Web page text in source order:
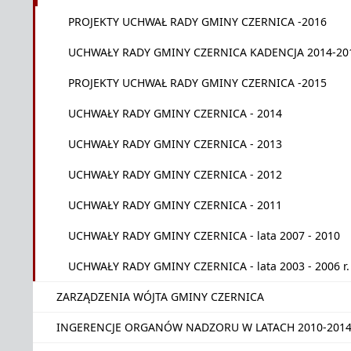
PROJEKTY UCHWAŁ RADY GMINY CZERNICA -2016
UCHWAŁY RADY GMINY CZERNICA KADENCJA 2014-
PROJEKTY UCHWAŁ RADY GMINY CZERNICA -2015
UCHWAŁY RADY GMINY CZERNICA - 2014
UCHWAŁY RADY GMINY CZERNICA - 2013
UCHWAŁY RADY GMINY CZERNICA - 2012
UCHWAŁY RADY GMINY CZERNICA - 2011
UCHWAŁY RADY GMINY CZERNICA - lata 2007 - 2010
UCHWAŁY RADY GMINY CZERNICA - lata 2003 - 2006 r.
ZARZĄDZENIA WÓJTA GMINY CZERNICA
INGERENCJE ORGANÓW NADZORU W LATACH 2010-2014